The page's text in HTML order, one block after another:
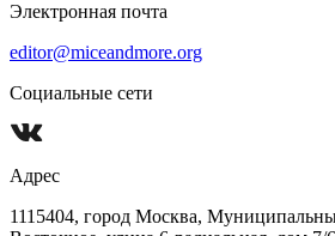
Электронная почта
editor@miceandmore.org
Социальные сети
Адрес
1115404, город Москва,